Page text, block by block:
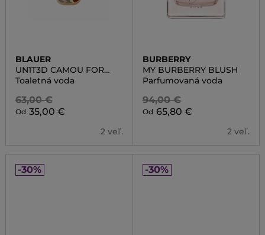
BLAUER
UN1T3D CAMOU FOR
WOMAN
Toaletná voda
63,00 €
Od 35,00 €
2 veľ.
BURBERRY
MY BURBERRY BLUSH
Parfumovaná voda
94,00 €
Od 65,80 €
2 veľ.
-30% -30%